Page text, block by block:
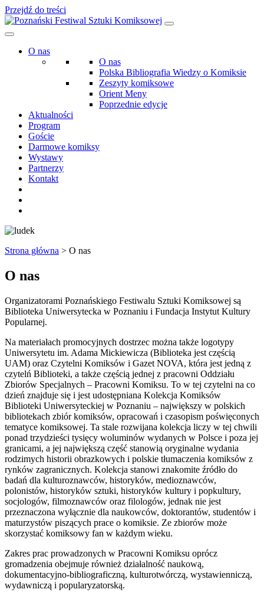
Przejdź do treści
O nas
O nas
Polska Bibliografia Wiedzy o Komiksie
Zeszyty komiksowe
Orient Meny
Poprzednie edycje
Aktualności
Program
Goście
Darmowe komiksy
Wystawy
Partnerzy
Kontakt
Strona główna > O nas
O nas
Organizatorami Poznańskiego Festiwalu Sztuki Komiksowej są
Biblioteka Uniwersytecka w Poznaniu i Fundacja Instytut Kultury
Popularnej.
Na materiałach promocyjnych dostrzec można także logotypy
Uniwersytetu im. Adama Mickiewicza (Biblioteka jest częścią
UAM) oraz Czytelni Komiksów i Gazet NOVA, która jest jedną z
czytelń Biblioteki, a także częścią jednej z pracowni Oddziału
Zbiorów Specjalnych – Pracowni Komiksu. To w tej czytelni na co
dzień znajduje się i jest udostępniana Kolekcja Komiksów
Biblioteki Uniwersyteckiej w Poznaniu – największy w polskich
bibliotekach zbiór komiksów, opracowań i czasopism poświęconych
tematyce komiksowej. Ta stale rozwijana kolekcja liczy w tej chwili
ponad trzydzieści tysięcy woluminów wydanych w Polsce i poza jej
granicami, a jej największą część stanowią oryginalne wydania
rodzimych historii obrazkowych i polskie tłumaczenia komiksów z
rynków zagranicznych. Kolekcja stanowi znakomite źródło do
badań dla kulturoznawców, historyków, medioznawców,
polonistów, historyków sztuki, historyków kultury i popkultury,
socjologów, filmoznawców oraz filologów, jednak nie jest
przeznaczona wyłącznie dla naukowców, doktorantów, studentów i
maturzystów piszących prace o komiksie. Ze zbiorów może
skorzystać komiksowy fan w każdym wieku.
Zakres prac prowadzonych w Pracowni Komiksu oprócz
gromadzenia obejmuje również działalność naukową,
dokumentacyjno-bibliograficzną, kulturotwórczą, wystawienniczą,
wydawniczą i popularyzatorską.